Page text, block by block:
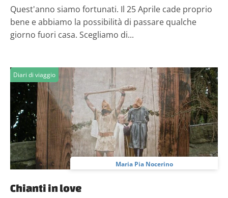
Quest'anno siamo fortunati. Il 25 Aprile cade proprio
bene e abbiamo la possibilità di passare qualche
giorno fuori casa. Scegliamo di...
Diari di viaggio
Maria Pia Nocerino
Chianti in love